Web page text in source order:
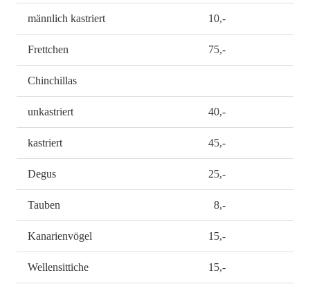
männlich kastriert 10,-
Frettchen 75,-
Chinchillas
unkastriert 40,-
kastriert 45,-
Degus 25,-
Tauben 8,-
Kanarienvögel 15,-
Wellensittiche 15,-